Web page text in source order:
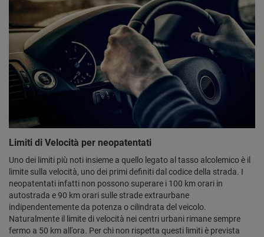
Limiti di Velocità per neopatentati
Uno dei limiti più noti insieme a quello legato al tasso alcolemico è il
limite sulla velocità, uno dei primi definiti dal codice della strada. I
neopatentati infatti non possono superare i 100 km orari in
autostrada e 90 km orari sulle strade extraurbane
indipendentemente da potenza o cilindrata del veicolo.
Naturalmente il limite di velocità nei centri urbani rimane sempre
fermo a 50 km all'ora. Per chi non rispetta questi limiti è prevista